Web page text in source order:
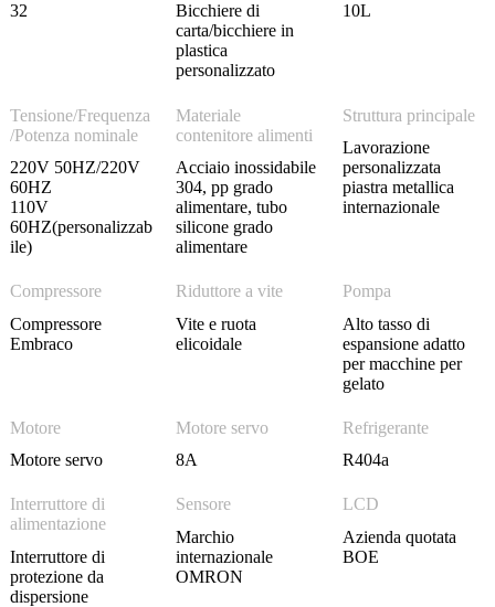
32
Bicchiere di
carta/bicchiere in
plastica
personalizzato
10L
Tensione/Frequenza
/Potenza nominale
220V 50HZ/220V
60HZ
110V
60HZ(personalizzab
ile)
Materiale
contenitore alimenti
Acciaio inossidabile
304, pp grado
alimentare, tubo
silicone grado
alimentare
Struttura principale
Lavorazione
personalizzata
piastra metallica
internazionale
Compressore
Compressore
Embraco
Riduttore a vite
Vite e ruota
elicoidale
Pompa
Alto tasso di
espansione adatto
per macchine per
gelato
Motore
Motore servo
Motore servo
8A
Refrigerante
R404a
Interruttore di
alimentazione
Interruttore di
protezione da
dispersione
Sensore
Marchio
internazionale
OMRON
LCD
Azienda quotata
BOE